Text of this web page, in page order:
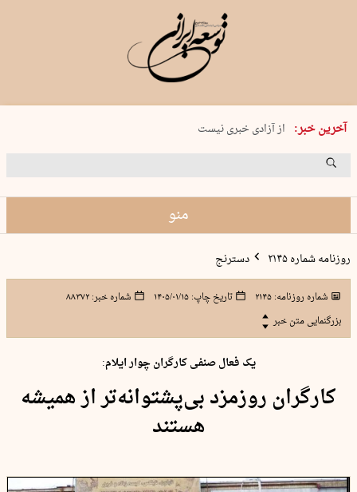
آخرین خبر:
یکشنبه 18 مرداد 1405 شماره 2245
از آزادی خبری نیست
۸۸۸ نفر سال گذشته بر اثر غرق‌شدگی جان …
منو
روزنامه شماره ۲۱۴۵ دسترنج
شماره روزنامه:۲۱۴۵ تاریخ چاپ:۱۴۰۵/۰۱/۱۵ شماره خبر:۸۸۳۷۲
بزرگنمایی متن خبر
یک فعال صنفی کارگران چوار ایلام:
کارگران روزمزد بی‌پشتوانه‌تر از همیشه
هستند